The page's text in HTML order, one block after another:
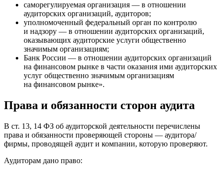
саморегулируемая организация — в отношении
аудиторских организаций, аудиторов;
уполномоченный федеральный орган по контролю
и надзору — в отношении аудиторских организаций,
оказывающих аудиторские услуги общественно
значимым организациям;
Банк России — в отношении аудиторских организаций
на финансовом рынке в части оказания ими аудиторских
услуг общественно значимым организациям
на финансовом рынке».
Права и обязанности сторон аудита
В ст. 13, 14 ФЗ об аудиторской деятельности перечислены
права и обязанности проверяющей стороны — аудитора/
фирмы, проводящей аудит и компании, которую проверяют.
Аудиторам дано право: